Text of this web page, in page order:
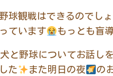
球観戦はできるのでし
ています
もっとも盲
と野球についてお話し
た
また明日の夜 の